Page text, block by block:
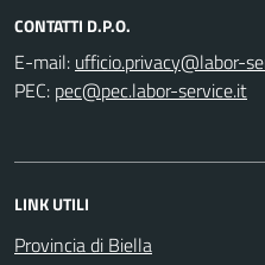
CONTATTI D.P.O.
E-mail:
PEC:
LINK UTILI
Provincia di Biella